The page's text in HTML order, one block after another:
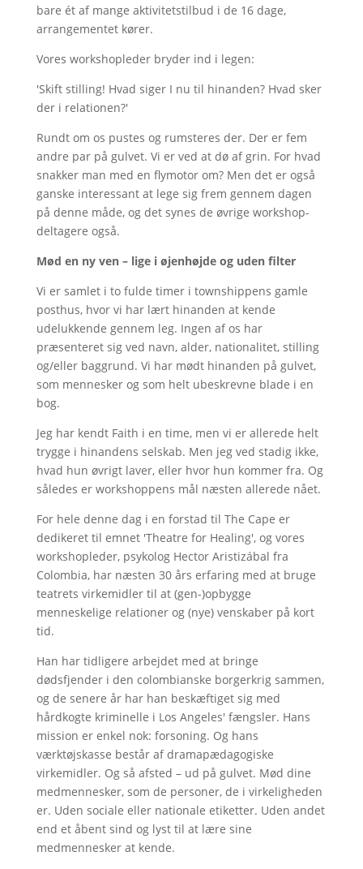
bare ét af mange aktivitetstilbud i de 16 dage,
arrangementet kører.
Vores workshopleder bryder ind i legen:
'Skift stilling! Hvad siger I nu til hinanden? Hvad sker
der i relationen?'
Rundt om os pustes og rumsteres der. Der er fem
andre par på gulvet. Vi er ved at dø af grin. For hvad
snakker man med en flymotor om? Men det er også
ganske interessant at lege sig frem gennem dagen
på denne måde, og det synes de øvrige workshop-
deltagere også.
Mød en ny ven – lige i øjenhøjde og uden filter
Vi er samlet i to fulde timer i townshippens gamle
posthus, hvor vi har lært hinanden at kende
udelukkende gennem leg. Ingen af os har
præsenteret sig ved navn, alder, nationalitet, stilling
og/eller baggrund. Vi har mødt hinanden på gulvet,
som mennesker og som helt ubeskrevne blade i en
bog.
Jeg har kendt Faith i en time, men vi er allerede helt
trygge i hinandens selskab. Men jeg ved stadig ikke,
hvad hun øvrigt laver, eller hvor hun kommer fra. Og
således er workshoppens mål næsten allerede nået.
For hele denne dag i en forstad til The Cape er
dedikeret til emnet 'Theatre for Healing', og vores
workshopleder, psykolog Hector Aristizábal fra
Colombia, har næsten 30 års erfaring med at bruge
teatrets virkemidler til at (gen-)opbygge
menneskelige relationer og (nye) venskaber på kort
tid.
Han har tidligere arbejdet med at bringe
dødsfjender i den colombianske borgerkrig sammen,
og de senere år har han beskæftiget sig med
hårdkogte kriminelle i Los Angeles' fængsler. Hans
mission er enkel nok: forsoning. Og hans
værktøjskasse består af dramapædagogiske
virkemidler. Og så afsted – ud på gulvet. Mød dine
medmennesker, som de personer, de i virkeligheden
er. Uden sociale eller nationale etiketter. Uden andet
end et åbent sind og lyst til at lære sine
medmennesker at kende.